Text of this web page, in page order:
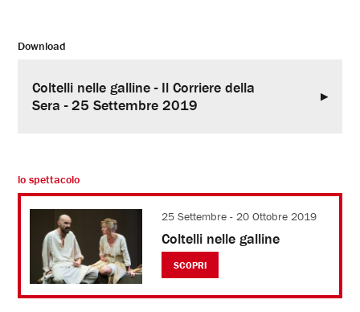
Download
Coltelli nelle galline - Il Corriere della
Sera - 25 Settembre 2019
lo spettacolo
25 Settembre - 20 Ottobre 2019
Coltelli nelle galline
SCOPRI